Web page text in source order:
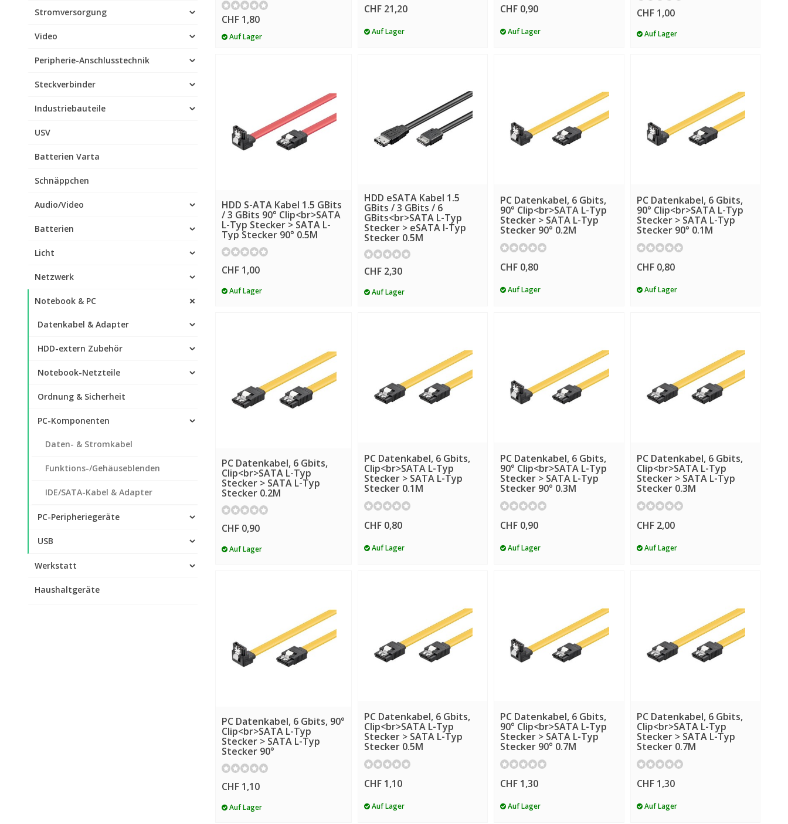
Stromversorgung
Video
Peripherie-Anschlusstechnik
Steckverbinder
Industriebauteile
USV
Batterien Varta
Schnäppchen
Audio/Video
Batterien
Licht
Netzwerk
Notebook & PC
Datenkabel & Adapter
HDD-extern Zubehör
Notebook-Netzteile
Ordnung & Sicherheit
PC-Komponenten
Daten- & Stromkabel
Funktions-/Gehäuseblenden
IDE/SATA-Kabel & Adapter
PC-Peripheriegeräte
USB
Werkstatt
Haushaltgeräte
CHF 1,80
Auf Lager
CHF 21,20
Auf Lager
CHF 0,90
Auf Lager
CHF 1,00
Auf Lager
HDD S-ATA Kabel 1.5 GBits
/ 3 GBits 90° Clip<br>SATA
L-Typ Stecker > SATA L-
Typ Stecker 90° 0.5M
CHF 1,00
Auf Lager
HDD eSATA Kabel 1.5
GBits / 3 GBits / 6
GBits<br>SATA L-Typ
Stecker > eSATA I-Typ
Stecker 0.5M
CHF 2,30
Auf Lager
PC Datenkabel, 6 Gbits,
90° Clip<br>SATA L-Typ
Stecker > SATA L-Typ
Stecker 90° 0.2M
CHF 0,80
Auf Lager
PC Datenkabel, 6 Gbits,
90° Clip<br>SATA L-Typ
Stecker > SATA L-Typ
Stecker 90° 0.1M
CHF 0,80
Auf Lager
PC Datenkabel, 6 Gbits,
Clip<br>SATA L-Typ
Stecker > SATA L-Typ
Stecker 0.2M
CHF 0,90
Auf Lager
PC Datenkabel, 6 Gbits,
Clip<br>SATA L-Typ
Stecker > SATA L-Typ
Stecker 0.1M
CHF 0,80
Auf Lager
PC Datenkabel, 6 Gbits,
90° Clip<br>SATA L-Typ
Stecker > SATA L-Typ
Stecker 90° 0.3M
CHF 0,90
Auf Lager
PC Datenkabel, 6 Gbits,
Clip<br>SATA L-Typ
Stecker > SATA L-Typ
Stecker 0.3M
CHF 2,00
Auf Lager
PC Datenkabel, 6 Gbits, 90°
Clip<br>SATA L-Typ
Stecker > SATA L-Typ
Stecker 90°
CHF 1,10
Auf Lager
PC Datenkabel, 6 Gbits,
Clip<br>SATA L-Typ
Stecker > SATA L-Typ
Stecker 0.5M
CHF 1,10
Auf Lager
PC Datenkabel, 6 Gbits,
90° Clip<br>SATA L-Typ
Stecker > SATA L-Typ
Stecker 90° 0.7M
CHF 1,30
Auf Lager
PC Datenkabel, 6 Gbits,
Clip<br>SATA L-Typ
Stecker > SATA L-Typ
Stecker 0.7M
CHF 1,30
Auf Lager